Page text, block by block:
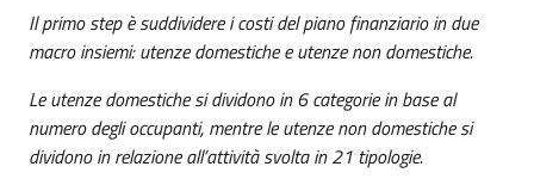
Il primo step è suddividere i costi del piano finanziario in due
macro insiemi: utenze domestiche e utenze non domestiche.
Le utenze domestiche si dividono in 6 categorie in base al
numero degli occupanti, mentre le utenze non domestiche si
dividono in relazione all’attività svolta in 21 tipologie.